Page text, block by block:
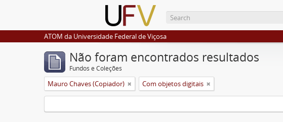
ATOM da Universidade Federal de Viçosa
Não foram encontrados resultados
Fundos e Coleções
Mauro Chaves (Copiador) Com objetos digitais